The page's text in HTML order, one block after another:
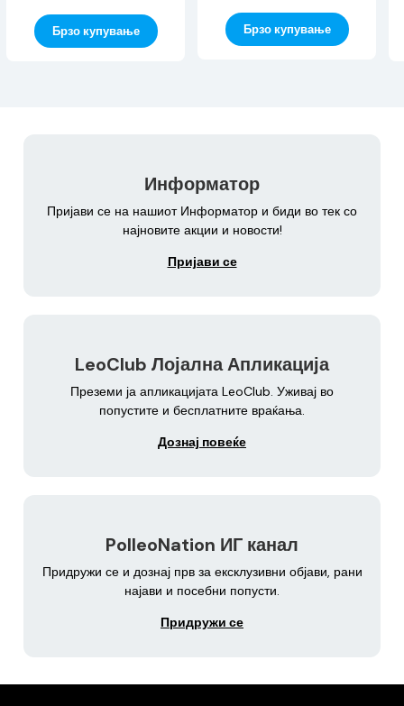
Брзо купување Брзо купување
Информатор
Пријави се на нашиот Информатор и биди во тек со
најновите акции и новости!
Пријави се
LeoClub Лојална Апликација
Преземи ја апликацијата LeoClub. Уживај во
попустите и бесплатните враќања.
Дознај повеќе
PolleoNation ИГ канал
Придружи се и дознај прв за ексклузивни објави, рани
најави и посебни попусти.
Придружи се